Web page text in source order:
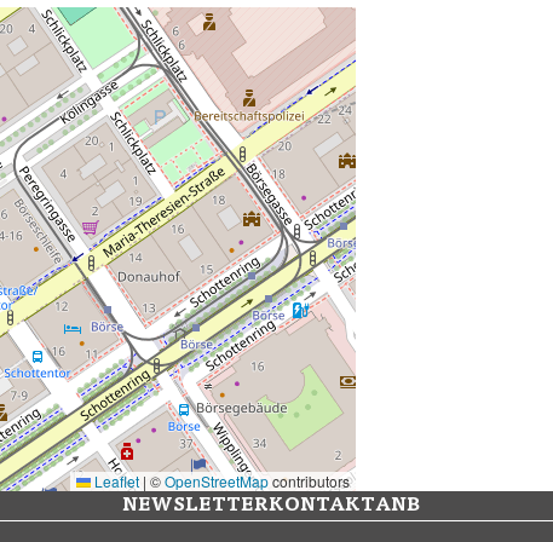
Leaflet | ©OpenStreetMapcontributors
NEWSLETTERKONTAKTANB